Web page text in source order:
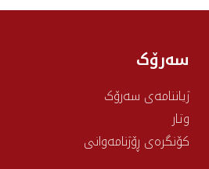
سەرۆک
ژیاننامەی سەرۆک
وتار
کۆنگرەی ڕۆژنامەوانی